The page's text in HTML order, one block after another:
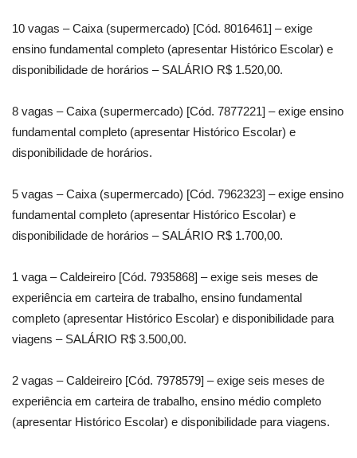
10 vagas – Caixa (supermercado) [Cód. 8016461] – exige
ensino fundamental completo (apresentar Histórico Escolar) e
disponibilidade de horários – SALÁRIO R$ 1.520,00.
8 vagas – Caixa (supermercado) [Cód. 7877221] – exige ensino
fundamental completo (apresentar Histórico Escolar) e
disponibilidade de horários.
5 vagas – Caixa (supermercado) [Cód. 7962323] – exige ensino
fundamental completo (apresentar Histórico Escolar) e
disponibilidade de horários – SALÁRIO R$ 1.700,00.
1 vaga – Caldeireiro [Cód. 7935868] – exige seis meses de
experiência em carteira de trabalho, ensino fundamental
completo (apresentar Histórico Escolar) e disponibilidade para
viagens – SALÁRIO R$ 3.500,00.
2 vagas – Caldeireiro [Cód. 7978579] – exige seis meses de
experiência em carteira de trabalho, ensino médio completo
(apresentar Histórico Escolar) e disponibilidade para viagens.